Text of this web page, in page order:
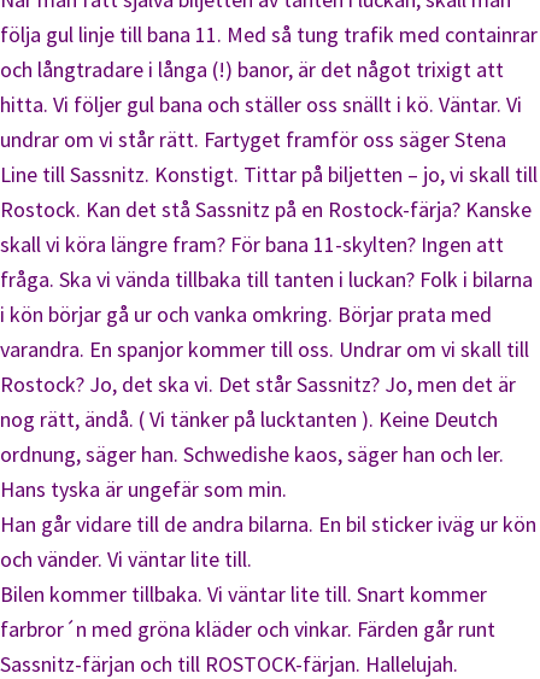
följa gul linje till bana 11. Med så tung trafik med containrar
och långtradare i långa (!) banor, är det något trixigt att
hitta. Vi följer gul bana och ställer oss snällt i kö. Väntar. Vi
undrar om vi står rätt. Fartyget framför oss säger Stena
Line till Sassnitz. Konstigt. Tittar på biljetten – jo, vi skall till
Rostock. Kan det stå Sassnitz på en Rostock-färja? Kanske
skall vi köra längre fram? För bana 11-skylten? Ingen att
fråga. Ska vi vända tillbaka till tanten i luckan? Folk i bilarna
i kön börjar gå ur och vanka omkring. Börjar prata med
varandra. En spanjor kommer till oss. Undrar om vi skall till
Rostock? Jo, det ska vi. Det står Sassnitz? Jo, men det är
nog rätt, ändå. ( Vi tänker på lucktanten ). Keine Deutch
ordnung, säger han. Schwedishe kaos, säger han och ler.
Hans tyska är ungefär som min.
Han går vidare till de andra bilarna. En bil sticker iväg ur kön
och vänder. Vi väntar lite till.
Bilen kommer tillbaka. Vi väntar lite till. Snart kommer
farbror´n med gröna kläder och vinkar. Färden går runt
Sassnitz-färjan och till ROSTOCK-färjan. Hallelujah.